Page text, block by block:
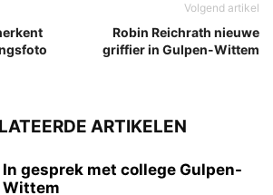
Volgend artikel
Robin Reichrath nieuwe
griffier in Gulpen-Wittem
ARTIKELEN
In gesprek met college Gulpen-
Wittem